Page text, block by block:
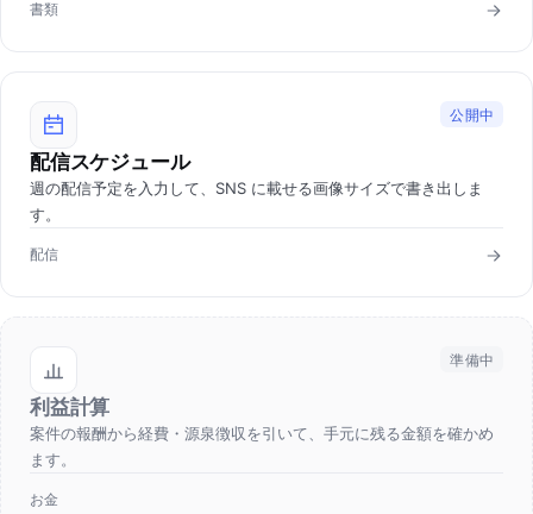
書類
公開中
配信スケジュール
週の配信予定を入力して、SNS に載せる画像サイズで書き出しま
す。
配信
準備中
利益計算
案件の報酬から経費・源泉徴収を引いて、手元に残る金額を確かめ
ます。
お金